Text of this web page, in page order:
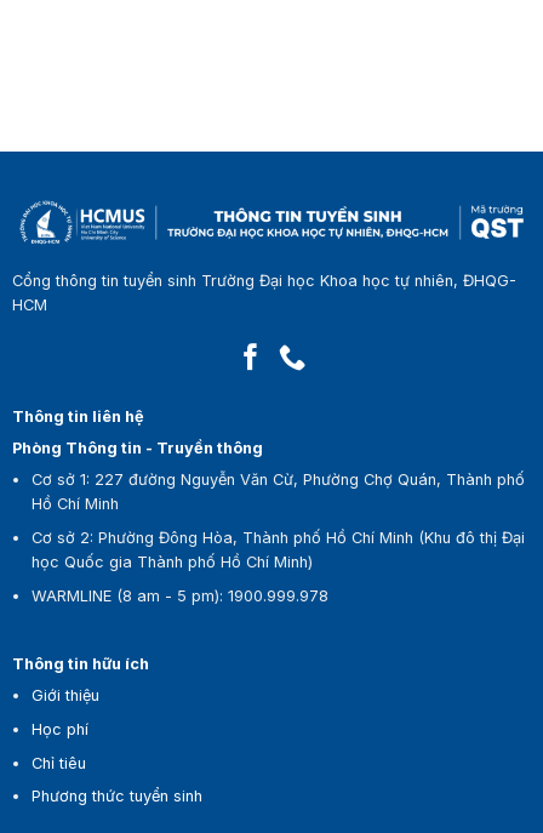
Cổng thông tin tuyển sinh Trường Đại học Khoa học tự nhiên, ĐHQG-
HCM
Thông tin liên hệ
Phòng Thông tin - Truyền thông
Cơ sở 1: 227 đường Nguyễn Văn Cừ, Phường Chợ Quán, Thành phố
Hồ Chí Minh
Cơ sở 2: Phường Đông Hòa, Thành phố Hồ Chí Minh (Khu đô thị Đại
học Quốc gia Thành phố Hồ Chí Minh)
WARMLINE (8 am - 5 pm):1900.999.978
Thông tin hữu ích
Giới thiệu
Học phí
Chỉ tiêu
Phương thức tuyển sinh